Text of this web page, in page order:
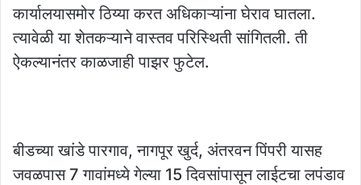
कार्यालयासमोर ठिय्या करत अधिकाऱ्यांना घेराव घातला.
त्यावेळी या शेतकऱ्याने वास्तव परिस्थिती सांगितली. ती
ऐकल्यानंतर काळजाही पाझर फुटेल.
बीडच्या खांडे पारगाव, नागपूर खुर्द, अंतरवन पिंपरी यासह
जवळपास 7 गावांमध्ये गेल्या 15 दिवसांपासून लाईटचा लपंडाव